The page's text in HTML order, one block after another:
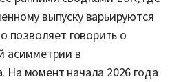
выпуску варьируются
позволяет говорить о
асимметрии в
момент начала 2026 года